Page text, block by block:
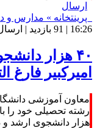
ارسال
پرینتخانه » مدارس و
16:26 |
91 بازدید |
۴۰ هزار
امیرکبیر
معاون آموزشی
هزار دانشجوی ارشد و